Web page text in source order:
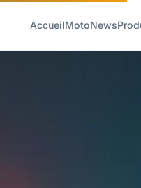
AccueilMotoNews